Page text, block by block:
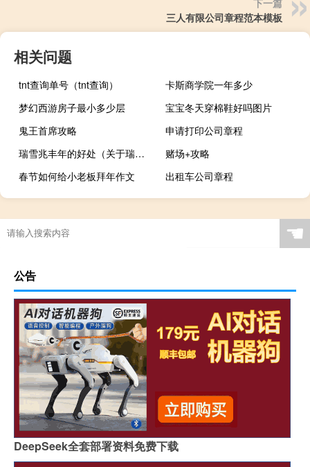
三人有限公司章程范本模板
相关问题
tnt查询单号（tnt查询）
卡斯商学院一年多少
梦幻西游房子最小多少层
宝宝冬天穿棉鞋好吗图片
鬼王首席攻略
申请打印公司章程
瑞雪兆丰年的好处（关于瑞雪兆丰年的好处的介绍）
赌场+攻略
春节如何给小老板拜年作文
出租车公司章程
☚
公告
DeepSeek全套部署资料免费下载